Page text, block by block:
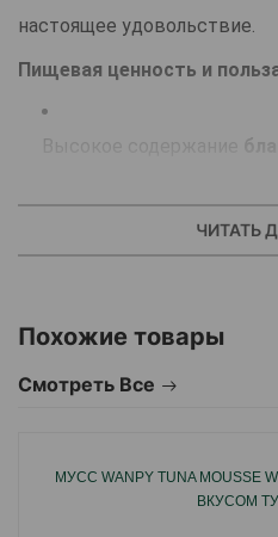
настоящее удовольствие.
Пищевая ценность и
Высокое содержание
Витамины и минералы
костей.
ЧИТАТЬ
Похожие товары
Смотреть Все
МУСС WANPY TUNA MOUSSE
ВКУСОМ